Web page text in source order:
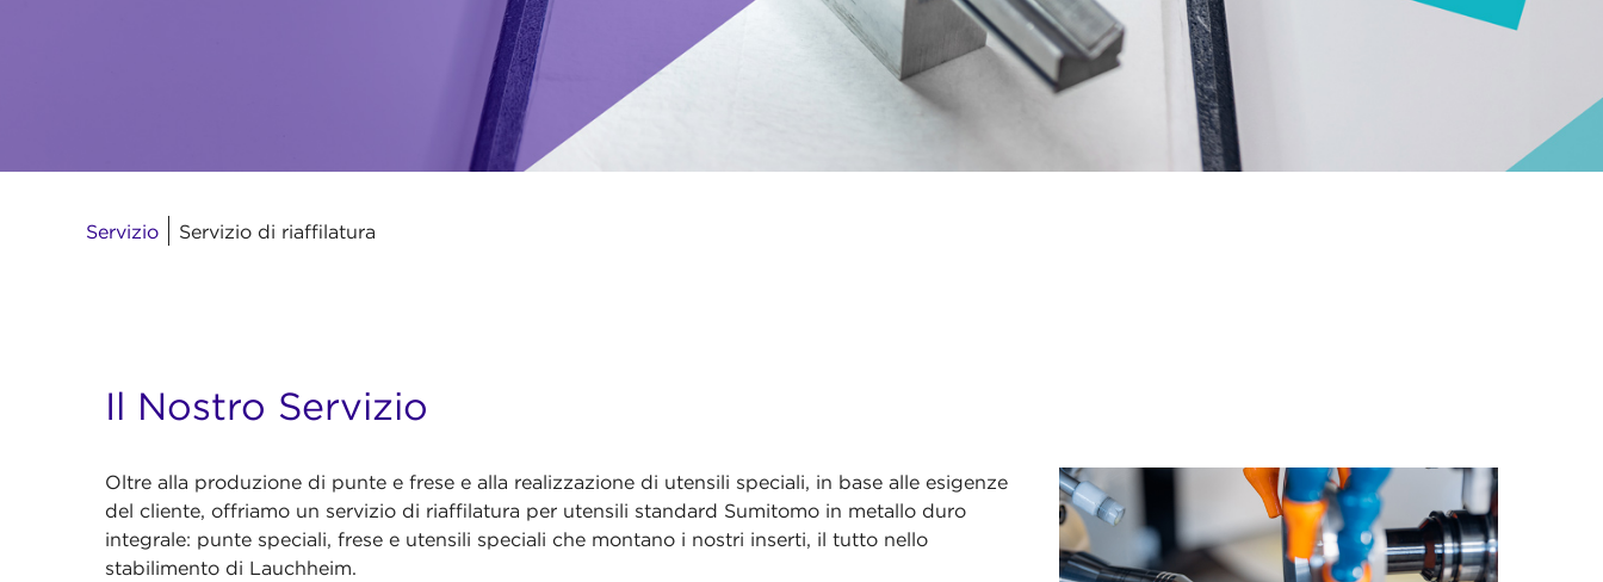
Servizio Servizio di riaffilatura
Il Nostro Servizio
Oltre alla produzione di punte e frese e alla realizzazione di utensili speciali, in base alle esigenze
del cliente, offriamo un servizio di riaffilatura per utensili standard Sumitomo in metallo duro
integrale: punte speciali, frese e utensili speciali che montano i nostri inserti, il tutto nello
stabilimento di Lauchheim.